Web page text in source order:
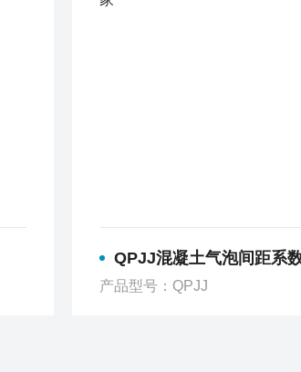
QPJJ混凝土气泡间距系数测定仪
产品型号：QPJJ